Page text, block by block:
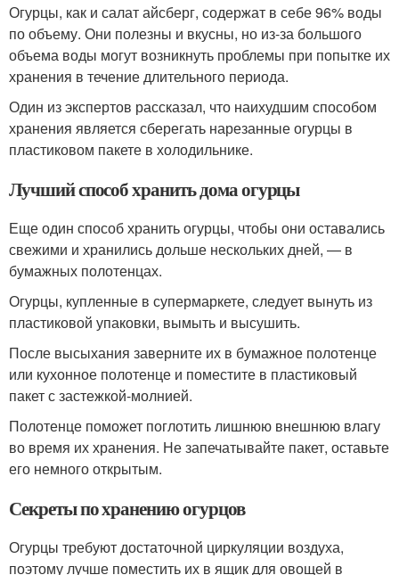
Огурцы, как и салат айсберг, содержат в себе 96% воды
по объему. Они полезны и вкусны, но из-за большого
объема воды могут возникнуть проблемы при попытке их
хранения в течение длительного периода.
Один из экспертов рассказал, что наихудшим способом
хранения является сберегать нарезанные огурцы в
пластиковом пакете в холодильнике.
Лучший способ хранить дома огурцы
Еще один способ хранить огурцы, чтобы они оставались
свежими и хранились дольше нескольких дней, — в
бумажных полотенцах.
Огурцы, купленные в супермаркете, следует вынуть из
пластиковой упаковки, вымыть и высушить.
После высыхания заверните их в бумажное полотенце
или кухонное полотенце и поместите в пластиковый
пакет с застежкой-молнией.
Полотенце поможет поглотить лишнюю внешнюю влагу
во время их хранения. Не запечатывайте пакет, оставьте
его немного открытым.
Секреты по хранению огурцов
Огурцы требуют достаточной циркуляции воздуха,
поэтому лучше поместить их в ящик для овощей в